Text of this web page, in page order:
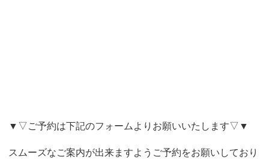
▼▽ご予約は下記のフォームよりお願いいたします▽▼
スムーズなご案内が出来ますようご予約をお願いしており